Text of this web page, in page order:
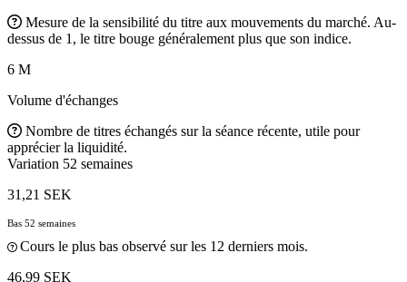
Mesure de la sensibilité du titre aux mouvements du marché. Au-
dessus de 1, le titre bouge généralement plus que son indice.
6 M
Volume d'échanges
Nombre de titres échangés sur la séance récente, utile pour
apprécier la liquidité.
Variation 52 semaines
31,21 SEK
Bas 52 semaines
Cours le plus bas observé sur les 12 derniers mois.
46,99 SEK